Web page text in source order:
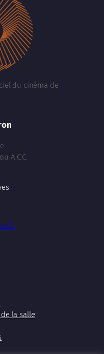
du cinéma de
A.C.C.
la salle